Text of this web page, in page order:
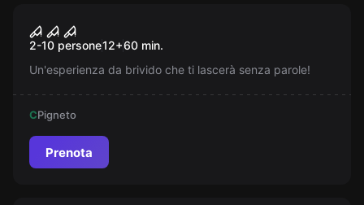
Nuovo
Non aprite quella porta
2-10 persone12+60 min.
Un'esperienza da brivido che ti lascerà senza parole!
CPigneto
Prenota